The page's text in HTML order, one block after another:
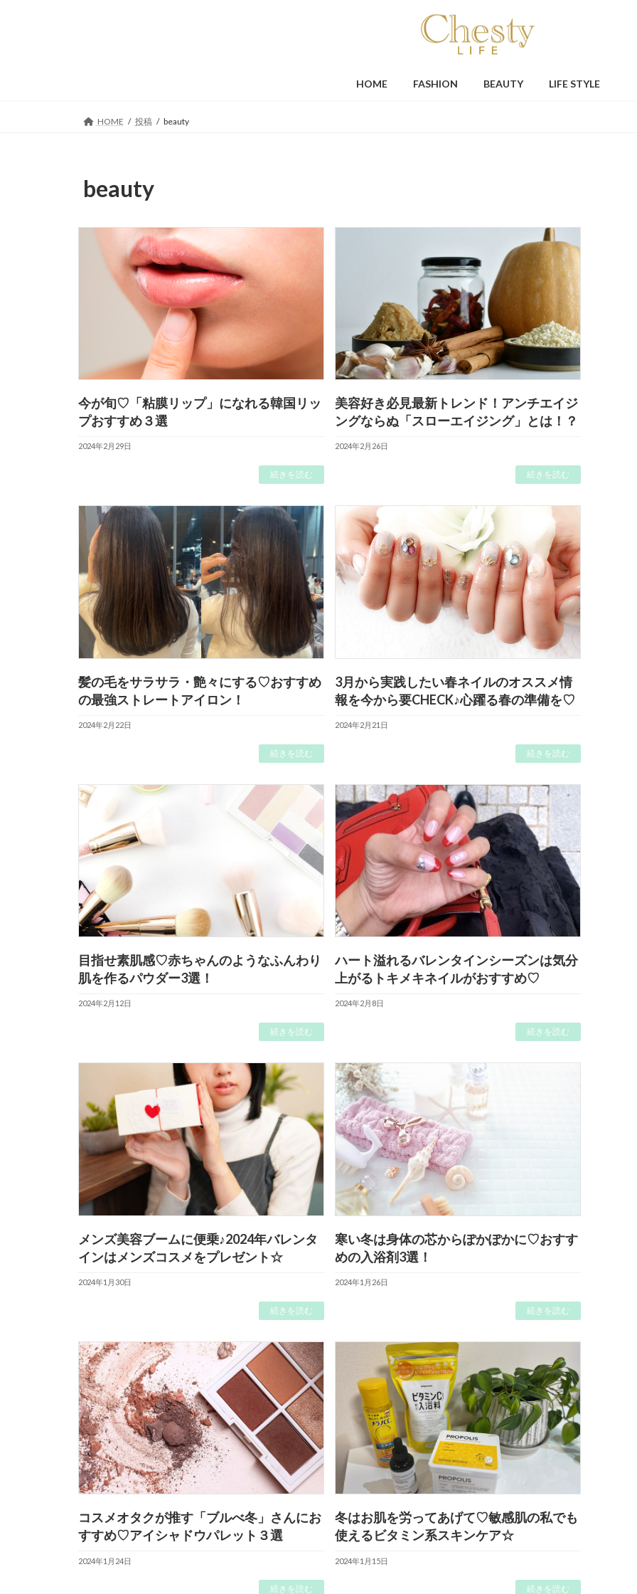
HOME FASHION BEAUTY LIFE STYLE
HOME 投稿 beauty
beauty
今が旬♡「粘膜リップ」になれる韓国リッ
プおすすめ３選
2024年2月29日
続きを読む
美容好き必見最新トレンド！アンチエイジ
ングならぬ「スローエイジング」とは！？
2024年2月26日
続きを読む
髪の毛をサラサラ・艶々にする♡おすすめ
の最強ストレートアイロン！
2024年2月22日
続きを読む
3月から実践したい春ネイルのオススメ情
報を今から要CHECK♪心躍る春の準備を♡
2024年2月21日
続きを読む
目指せ素肌感♡赤ちゃんのようなふんわり
肌を作るパウダー3選！
2024年2月12日
続きを読む
ハート溢れるバレンタインシーズンは気分
上がるトキメキネイルがおすすめ♡
2024年2月8日
続きを読む
メンズ美容ブームに便乗♪2024年バレンタ
インはメンズコスメをプレゼント☆
2024年1月30日
続きを読む
寒い冬は身体の芯からぽかぽかに♡おすす
めの入浴剤3選！
2024年1月26日
続きを読む
コスメオタクが推す「ブルべ冬」さんにお
すすめ♡アイシャドウパレット３選
2024年1月24日
続きを読む
冬はお肌を労ってあげて♡敏感肌の私でも
使えるビタミン系スキンケア☆
2024年1月15日
続きを読む